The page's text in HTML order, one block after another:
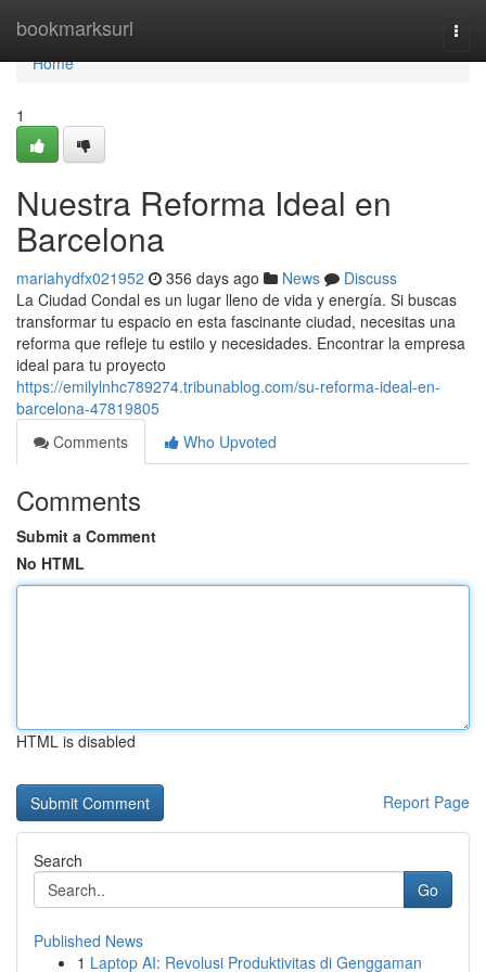
bookmarksurl
Home
Home
1
Nuestra Reforma Ideal en
Barcelona
mariahydfx021952 356 days ago News
Discuss
La Ciudad Condal es un lugar lleno de vida y energía. Si buscas
transformar tu espacio en esta fascinante ciudad, necesitas una
reforma que refleje tu estilo y necesidades. Encontrar la empresa
ideal para tu proyecto
https://emilylnhc789274.tribunablog.com/su-reforma-ideal-en-
barcelona-47819805
Comments
Who Upvoted
Comments
Submit a Comment
No HTML
HTML is disabled
Report Page
Search
Go
Published News
1 Laptop AI: Revolusi Produktivitas di Genggaman